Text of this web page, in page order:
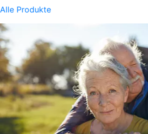
Alle Produkte